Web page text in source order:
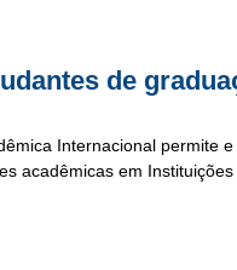
de
Internacional permite
acadêmicas em